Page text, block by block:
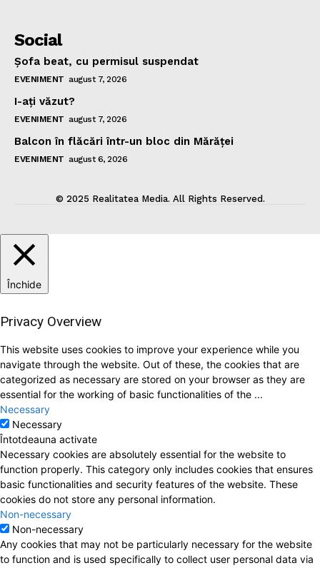
Social
Şofa beat, cu permisul suspendat
EVENIMENT august 7, 2026
I-aţi văzut?
EVENIMENT august 7, 2026
Balcon în flăcări într-un bloc din Mărăţei
EVENIMENT august 6, 2026
© 2025 Realitatea Media. All Rights Reserved.
Închide
Privacy Overview
This website uses cookies to improve your experience while you
navigate through the website. Out of these, the cookies that are
categorized as necessary are stored on your browser as they are
essential for the working of basic functionalities of the ...
Necessary
Necessary
Întotdeauna activate
Necessary cookies are absolutely essential for the website to
function properly. This category only includes cookies that ensures
basic functionalities and security features of the website. These
cookies do not store any personal information.
Non-necessary
Non-necessary
Any cookies that may not be particularly necessary for the website
to function and is used specifically to collect user personal data via